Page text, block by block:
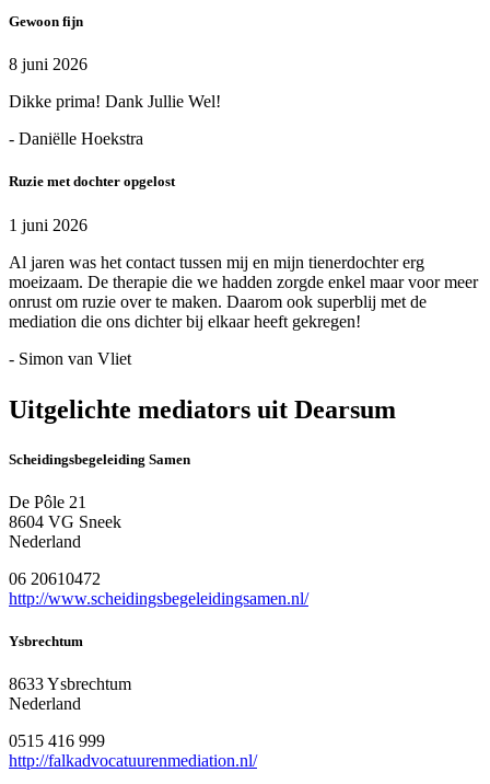
Gewoon fijn
8 juni 2026
Dikke prima! Dank Jullie Wel!
- Daniëlle Hoekstra
Ruzie met dochter opgelost
1 juni 2026
Al jaren was het contact tussen mij en mijn tienerdochter erg
moeizaam. De therapie die we hadden zorgde enkel maar voor meer
onrust om ruzie over te maken. Daarom ook superblij met de
mediation die ons dichter bij elkaar heeft gekregen!
- Simon van Vliet
Uitgelichte mediators uit Dearsum
Scheidingsbegeleiding Samen
De Pôle 21
8604 VG Sneek
Nederland
06 20610472
http://www.scheidingsbegeleidingsamen.nl/
Ysbrechtum
8633 Ysbrechtum
Nederland
0515 416 999
http://falkadvocatuurenmediation.nl/